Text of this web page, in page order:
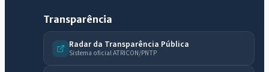
Transparência
Radar da Transparência Pública
Sistema oficial ATRICON/PNTP